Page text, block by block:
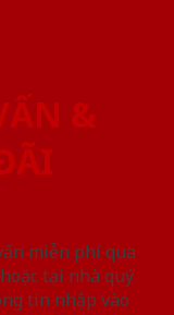
&
miễn phí qua
tại nhà quý
tin nhập vào